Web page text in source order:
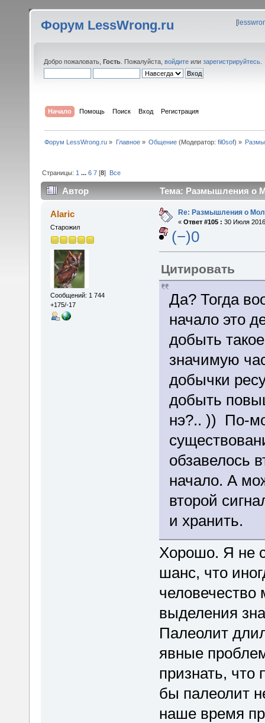
Форум LessWrong.ru [
Добро пожаловать, Гость . Пожалуйста, войдите или зарегистрируйтесь
Начало Помощь Поиск Вход Регистрация
Форум LessWrong.ru » Главное» Общение(Модератор: fil0sof) »
Страницы: 1 ...6 7 [8] Все
Автор Тема: Размышления о
Alaric
Старожил
Сообщений: 1 744
+175/-17
Re: Размышления о
« Ответ #105 : 30 Июля
(−)0
Цитировать
Да? Тогда
начало это
добыть
значимую
добычки
добыть
нэ?.. )) По-
обзавелось
начало. А
второй
и хранить.
Хорошо. Я не
шанс, что
человечество
выделения
Палеолит
явные
признать, что
бы палеолит
наше время